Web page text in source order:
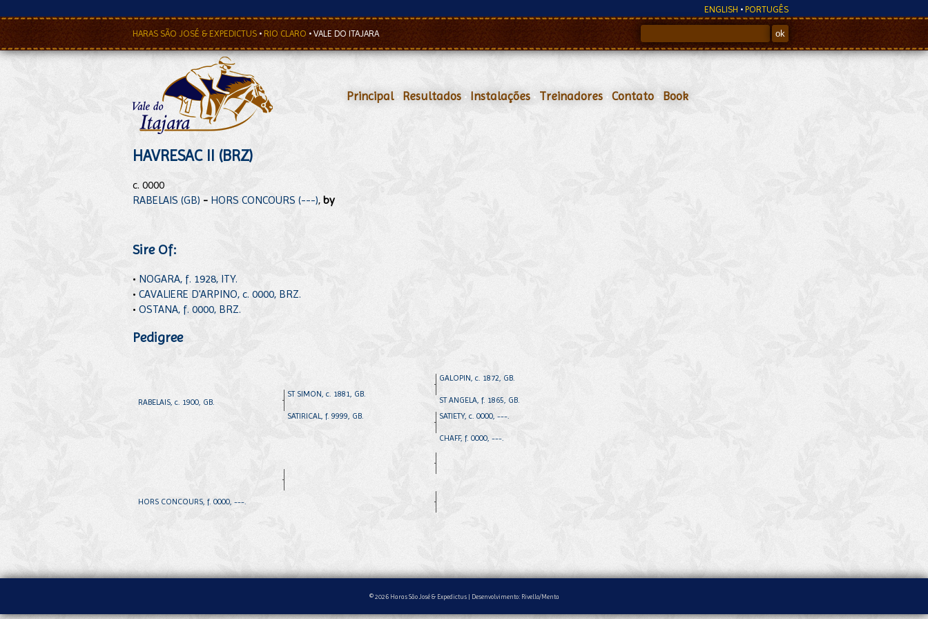
ENGLISH • PORTUGÊS
HARAS SÃO JOSÉ & EXPEDICTUS • RIO CLARO •VALE DO ITAJARA
Principal• Resultados • Instalações • Treinadores Contato • Book
HAVRESAC II (BRZ)
c. 0000
RABELAIS (GB) - HORS CONCOURS (---), by
Sire Of:
• NOGARA, f. 1928, ITY.
• CAVALIERE D'ARPINO, c. 0000, BRZ.
• OSTANA, f. 0000, BRZ.
Pedigree
RABELAIS, c. 1900, GB.
HORS CONCOURS, f. 0000, ---.
ST SIMON, c. 1881, GB.
SATIRICAL, f. 9999, GB.
GALOPIN, c. 1872, GB.
ST ANGELA, f. 1865, GB.
SATIETY, c. 0000, ---.
CHAFF, f. 0000, ---.
© 2026 Haras São José & Expedictus | Desenvolvimento: Rivello/Menta